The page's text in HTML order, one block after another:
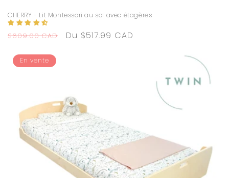
CHERRY - Lit Montessori au sol avec étagères
Prix
$609.00 CAD
Prix
Du $517.99 CAD
En vente